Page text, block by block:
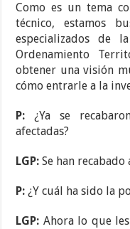
Como es un tema
técnico, estamos
especializados de
Ordenamiento
obtener una visión
cómo entrarle a la
P: ¿Ya se
afectadas?
LGP:Se han
P: ¿Y cuál ha sido la
LGP: Ahora lo que